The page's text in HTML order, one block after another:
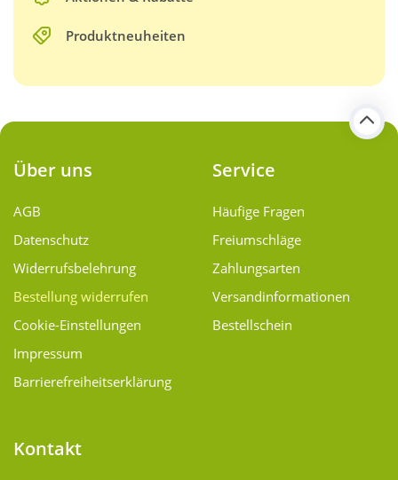
Produktneuheiten
Über uns
AGB
Datenschutz
Widerrufsbelehrung
Bestellung widerrufen
Cookie-Einstellungen
Impressum
Barrierefreiheitserklärung
Service
Häufige Fragen
Freiumschläge
Zahlungsarten
Versand­informationen
Bestellschein
Kontakt